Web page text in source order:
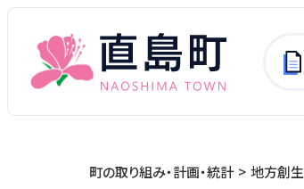
町の取り組み・計画・統計 地方創生